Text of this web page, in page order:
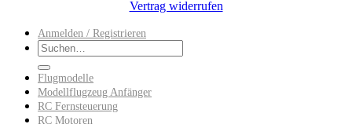
Vertrag widerrufen
Anmelden / Registrieren
Suchen
nach:
Flugmodelle
Modellflugzeug Anfänger
RC Fernsteuerung
RC Motoren